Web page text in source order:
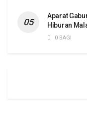
Aparat
Hiburan
0 BAGI